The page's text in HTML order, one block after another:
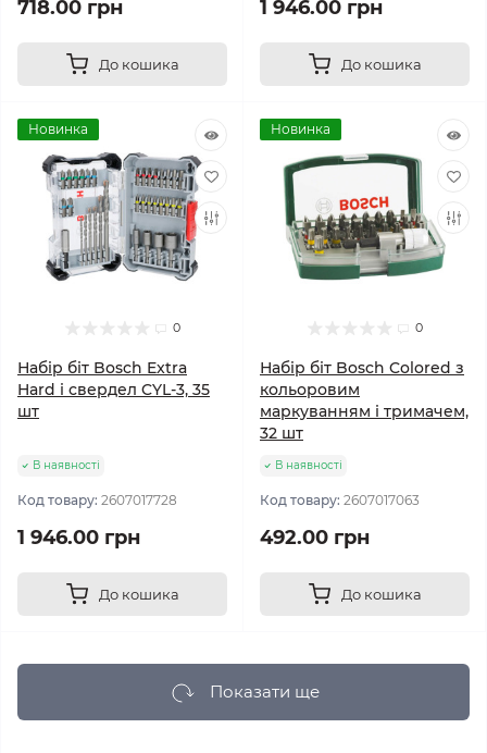
718.00 грн
До кошика
1 946.00 грн
До кошика
Новинка
0
Набір біт Bosch Extra
Hard і свердел CYL-3, 35
шт
В наявності
Код товару: 2607017728
1 946.00 грн
До кошика
Новинка
0
Набір біт Bosch Colored з
кольоровим
маркуванням і тримачем,
32 шт
В наявності
Код товару: 2607017063
492.00 грн
До кошика
Показати ще